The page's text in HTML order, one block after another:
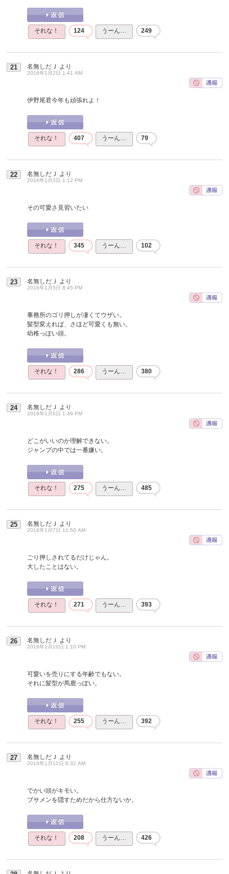
それな！ 124 うーん… 249
21 名無しだＪ より
2016年1月2日 1:41 AM
伊野尾君今年も頑張れよ！
それな！ 407 うーん… 79
22 名無しだＪ より
2016年1月3日 1:12 PM
その可愛さ見習いたい
それな！ 345 うーん… 102
23 名無しだＪ より
2016年1月5日 8:45 PM
事務所のゴリ押しが凄くてウザい。
髪型変えれば、さほど可愛くも無い。
幼稚っぽい頭。
それな！ 286 うーん… 380
24 名無しだＪ より
2016年1月6日 1:49 PM
どこがいいのか理解できない。
ジャンプの中では一番嫌い。
それな！ 275 うーん… 485
25 名無しだＪ より
2016年1月7日 11:50 AM
ごり押しされてるだけじゃん。
大したことはない。
それな！ 271 うーん… 393
26 名無しだＪ より
2016年1月10日 1:10 PM
可愛いを売りにする年齢でもない。
それに髪型が馬鹿っぽい。
それな！ 255 うーん… 392
27 名無しだＪ より
2016年1月12日 8:32 AM
でかい頭がキモい。
ブサメンを隠すためだから仕方ないか。
それな！ 208 うーん… 426